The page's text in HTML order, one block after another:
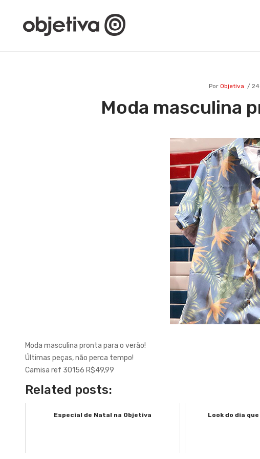
PorObjetiva
Moda masculina
Moda masculina pronta para o verão!
Últimas peças, não perca tempo!
Camisa ref 30156 R$49,99
Related posts:
Especial de Natal na Objetiva Look do dia